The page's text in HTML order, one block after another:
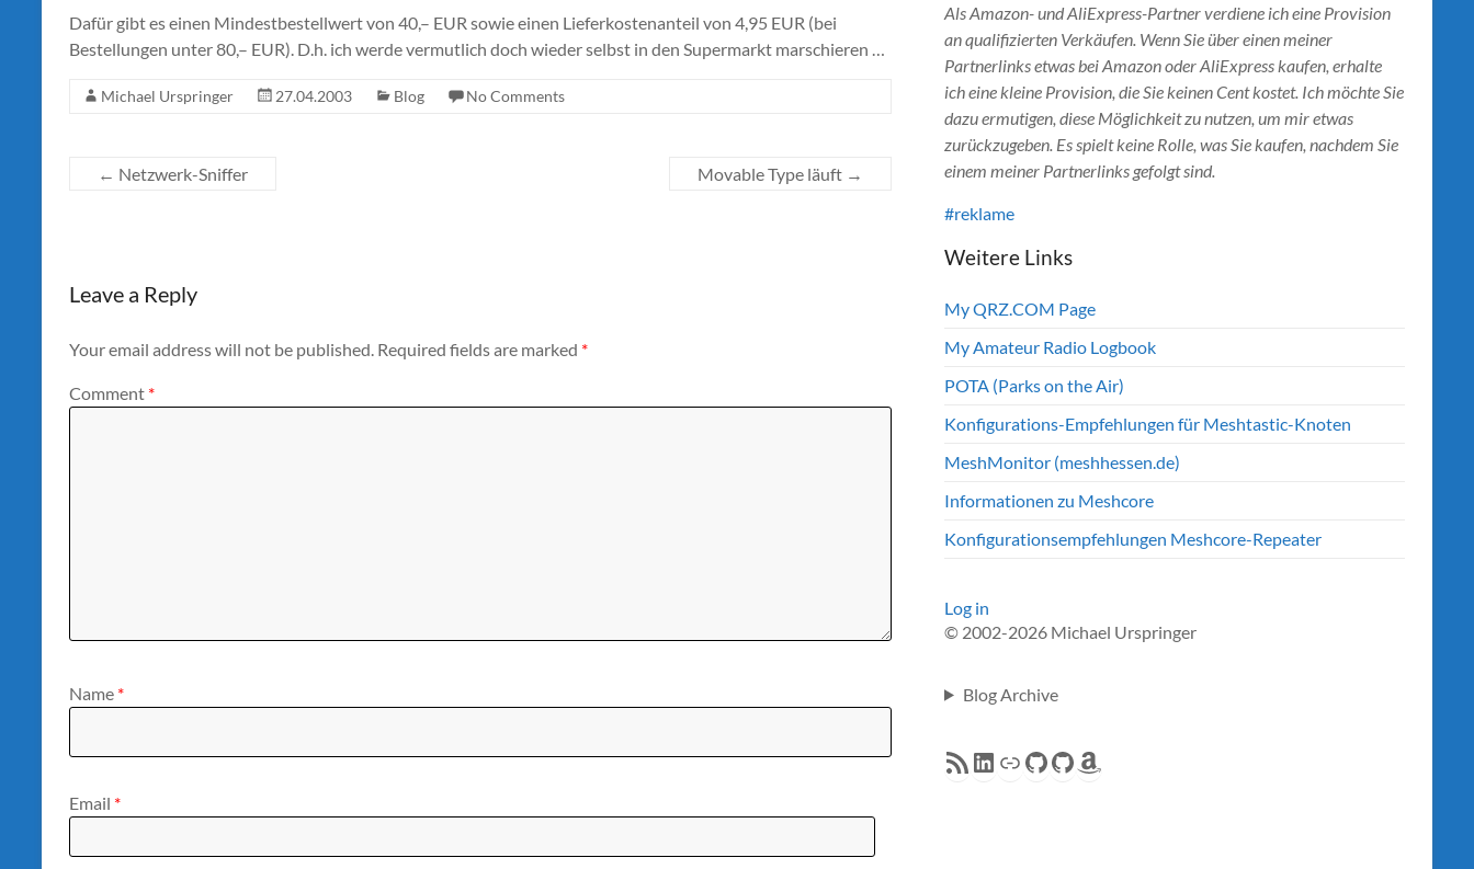
Dafür gibt es einen Mindestbestellwert von 40,– EUR sowie einen Lieferkostenanteil von 4,95 EUR (bei
Bestellungen unter 80,– EUR). D.h. ich werde vermutlich doch wieder selbst in den Supermarkt marschieren …
Michael Urspringer 27.04.2003 Blog No Comments
← Netzwerk-Sniffer Movable Type läuft →
Leave a Reply
Your email address will not be published. Required fields are marked *
Comment *
Name *
Email *
Als Amazon- und AliExpress-Partner verdiene ich eine Provision
an qualifizierten Verkäufen. Wenn Sie über einen meiner
Partnerlinks etwas bei Amazon oder AliExpress kaufen, erhalte
ich eine kleine Provision, die Sie keinen Cent kostet. Ich möchte Sie
dazu ermutigen, diese Möglichkeit zu nutzen, um mir etwas
zurückzugeben. Es spielt keine Rolle, was Sie kaufen, nachdem Sie
einem meiner Partnerlinks gefolgt sind.
#reklame
Weitere Links
My QRZ.COM Page
My Amateur Radio Logbook
POTA (Parks on the Air)
Konfigurations-Empfehlungen für Meshtastic-Knoten
MeshMonitor (meshhessen.de)
Informationen zu Meshcore
Konfigurationsempfehlungen Meshcore-Repeater
Log in
© 2002-2026 Michael Urspringer
Blog Archive
RSS FeedLinkedIn
LinkGitHub
GitHub
Amazon